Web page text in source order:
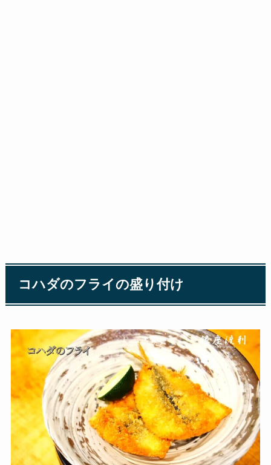
コハダのフライの盛り付け